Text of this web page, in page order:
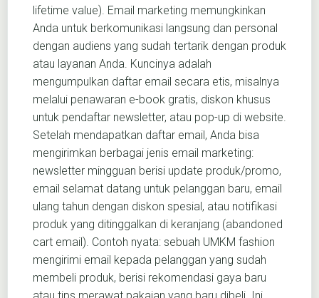
lifetime value). Email marketing memungkinkan
Anda untuk berkomunikasi langsung dan personal
dengan audiens yang sudah tertarik dengan produk
atau layanan Anda. Kuncinya adalah
mengumpulkan daftar email secara etis, misalnya
melalui penawaran e-book gratis, diskon khusus
untuk pendaftar newsletter, atau pop-up di website.
Setelah mendapatkan daftar email, Anda bisa
mengirimkan berbagai jenis email marketing:
newsletter mingguan berisi update produk/promo,
email selamat datang untuk pelanggan baru, email
ulang tahun dengan diskon spesial, atau notifikasi
produk yang ditinggalkan di keranjang (abandoned
cart email). Contoh nyata: sebuah UMKM fashion
mengirimi email kepada pelanggan yang sudah
membeli produk, berisi rekomendasi gaya baru